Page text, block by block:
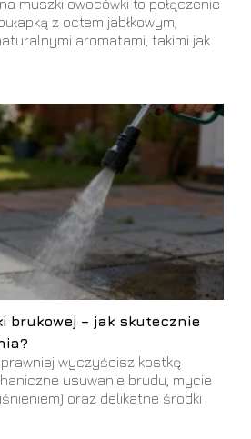
muszki owocówki to połączenie
z octem jabłkowym,
aromatami, takimi jak
brukowej – jak skutecznie
wyczyścisz kostkę
usuwanie brudu, mycie
oraz delikatne środki